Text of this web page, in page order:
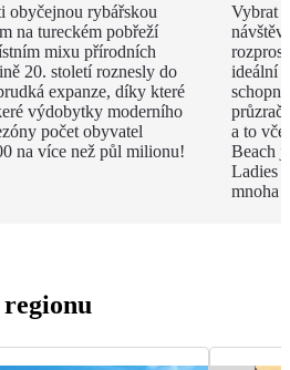
obyčejnou rybářskou
na tureckém pobřeží
mixu přírodních
20. století roznesly do
expanze, díky které
výdobytky moderního
počet obyvatel
na více než půl milionu!
Vybrat
ideální
a to
Beach
Ladies
mnoha